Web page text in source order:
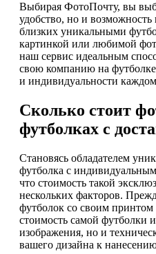
Выбирая ФотоПочту, вы
удобство, но и возможность
близких уникальными
картинкой или любимой
наш сервис идеальным
свою компанию на
и индивидуальности
Сколько стоит
футболках с
Становясь обладателем
футболка с
что стоимость такой
нескольких факторов.
футболок со своим принтом
стоимость самой футболки
изображения, но и
вашего дизайна к